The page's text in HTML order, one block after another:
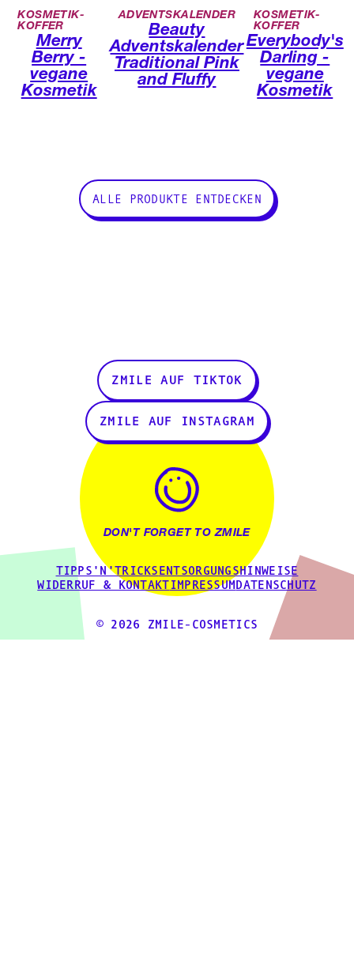
KOSMETIK-
KOFFER
Merry
Berry -
vegane
Kosmetik
ADVENTSKALENDER
Beauty
Adventskalender
Traditional Pink
and Fluffy
KOSMETIK-
KOFFER
Everybody's
Darling -
vegane
Kosmetik
ALLE PRODUKTE ENTDECKEN
ZMILE AUF TIKTOK
ZMILE AUF INSTAGRAM
TIPPS'N'TRICKS ENTSORGUNGSHINWEISE
WIDERRUF & KONTAKT IMPRESSUM DATENSCHUTZ
DON'T FORGET TO ZMILE
© 2026 ZMILE-COSMETICS